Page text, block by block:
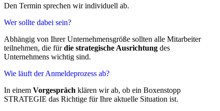
Den Termin sprechen wir individuell ab.
Wer sollte dabei sein?
Abhängig von Ihrer Unternehmensgröße sollten alle Mitarbeiter
teilnehmen, die fürdie strategische Ausrichtung des
Unternehmens wichtig sind.
Wie läuft der Anmeldeprozess ab?
In einem Vorgespräch klären wir ab, ob ein Boxenstopp
STRATEGIE das Richtige für Ihre aktuelle Situation ist.